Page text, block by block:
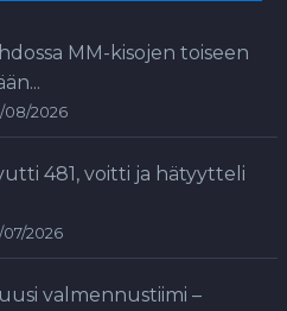
MM-kisojen toiseen
08/2026
481, voitti ja hätyytteli
2026
valmennustiimi –